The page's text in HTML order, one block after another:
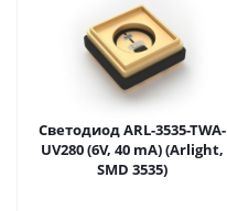
Светодиод ARL-3535-TWA-
UV280 (6V, 40 mA) (Arlight,
SMD 3535)